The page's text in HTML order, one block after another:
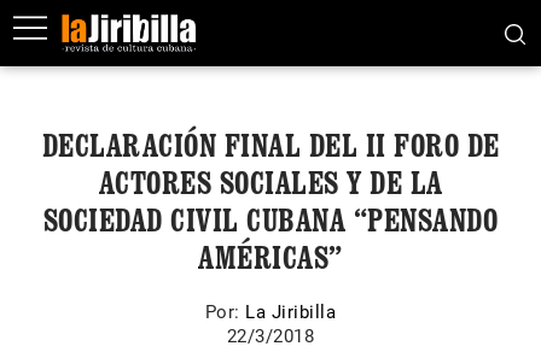
DECLARACIÓN FINAL DEL II FORO DE
ACTORES SOCIALES Y DE LA
SOCIEDAD CIVIL CUBANA “PENSANDO
AMÉRICAS”
Por: La Jiribilla
22/3/2018